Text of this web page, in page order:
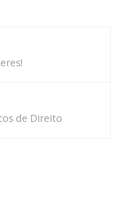
de Direito